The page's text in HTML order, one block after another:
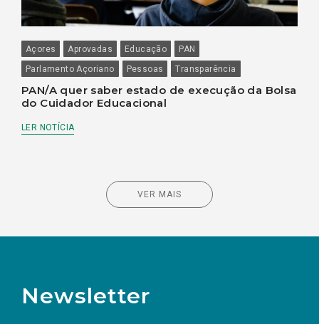
Açores Aprovadas Educação
PAN
Parlamento Açoriano
Pessoas Transparência
PAN/A quer saber estado de execução da Bolsa
do Cuidador Educacional
LER NOTÍCIA
VER MAIS
Newsletter